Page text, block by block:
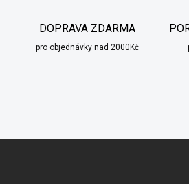
DOPRAVA ZDARMA
pro objednávky nad 2000Kč